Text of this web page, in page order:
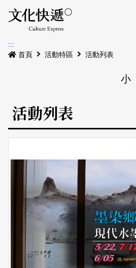
最新公告
本期專題
活動特區
活動日曆
地圖搜尋
常見問答
關於我們
刊物索取地點
訂閱文化快遞
會員基本資料
刊登活動
網站導覽
日本語
:::
首頁
活動特區 活動列表
小
活動列表